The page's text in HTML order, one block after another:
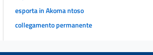
esporta in Akoma ntoso
collegamento permanente